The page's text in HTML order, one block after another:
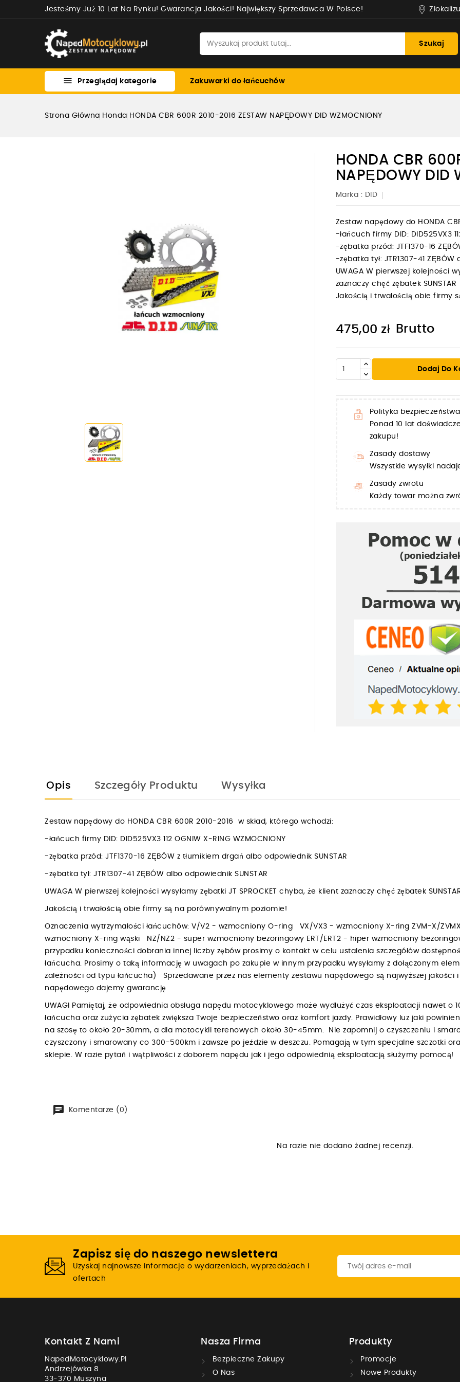
Jesteśmy Już 10 Lat Na Rynku! Gwarancja Jakości! Największy Sprzedawca W Polsce!
Szukaj
 Przeglądaj kategorie Zakuwarki do łańcuchów
Strona Główna Honda HONDA CBR 600R 2010-2016 ZESTAW NAPĘDOWY DID WZMOCNIONY
HONDA CBR
NAPĘDOWY DID
Marka : DID
Zestaw napędowy do HONDA
-łańcuch firmy DID: DID525VX3
-zębatka przód: JTF1370-16
-zębatka tył: JTR1307-41
UWAGA W pierwszej kolejności
zaznaczy chęć zębatek SUNSTAR
Jakością i trwałością obie
475,00 zł Brutto
Dodaj Do
Polityka bezpieczeństwa
Ponad 10 lat
zakupu!
Zasady dostawy
Wszystkie wysyłki
Zasady zwrotu
Każdy towar można
Opis Szczegóły Produktu Wysyłka
Zestaw napędowy do HONDA CBR 600R 2010-2016 w skład, którego wchodzi:
-łańcuch firmy DID: DID525VX3 112 OGNIW X-RING WZMOCNIONY
-zębatka przód: JTF1370-16 ZĘBÓW z tłumikiem drgań albo odpowiednik SUNSTAR
-zębatka tył: JTR1307-41 ZĘBÓW albo odpowiednik SUNSTAR
UWAGA W pierwszej kolejności wysyłamy zębatki JT SPROCKET chyba, że klient zaznaczy chęć zębatek
Jakością i trwałością obie firmy są na porównywalnym poziomie!
Oznaczenia wytrzymałości łańcuchów: V/V2 - wzmocniony O-ring VX/VX3 - wzmocniony X-ring ZVM-X/
wzmocniony X-ring wąski NZ/NZ2 - super wzmocniony bezoringowy ERT/ERT2 - hiper wzmocniony
przypadku konieczności dobrania innej liczby zębów prosimy o kontakt w celu ustalenia szczegółów
łańcucha. Prosimy o taką informację w uwagach po zakupie w innym przypadku wysyłamy z dołączonym
zależności od typu łańcucha) Sprzedawane przez nas elementy zestawu napędowego są najwyższej jakości i
napędowego dajemy gwarancję
UWAGI Pamiętaj, że odpowiednia obsługa napędu motocyklowego może wydłużyć czas eksploatacji nawet o
łańcucha oraz zużycia zębatek zwiększa Twoje bezpieczeństwo oraz komfort jazdy. Prawidłowy luz jaki
na szosę to około 20-30mm, a dla motocykli terenowych około 30-45mm. Nie zapomnij o czyszczeniu i
czyszczony i smarowany co 300-500km i zawsze po jeździe w deszczu. Pomagają w tym specjalne szczotki
sklepie. W razie pytań i wątpliwości z doborem napędu jak i jego odpowiednią eksploatacją służymy pomocą!
Komentarze (0)
Na razie nie dodano żadnej recenzji.
Zapisz się do naszego newslettera
Uzyskaj najnowsze informacje o wydarzeniach, wyprzedażach i
ofertach
Kontakt Z Nami
NapedMotocyklowy.pl
Andrzejówka 8
33-370 Muszyna
Nasza Firma
Bezpieczne Zakupy
O Nas
Produkty
Promocje
Nowe Produkty